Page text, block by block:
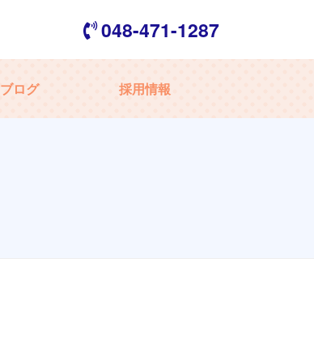
048-471-1287
ブログ 採用情報